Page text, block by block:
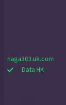
naga303.uk.com
Data HK